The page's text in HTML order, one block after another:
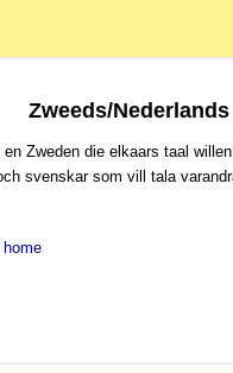
Zweeds/
Zweden die elkaars taal willen
svenskar som vill tala
home